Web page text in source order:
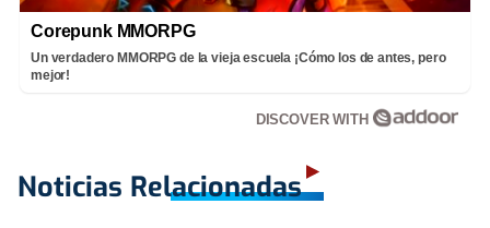
Corepunk MMORPG
Un verdadero MMORPG de la vieja escuela ¡Cómo los de antes, pero
mejor!
DISCOVER WITH
Noticias Relacionadas